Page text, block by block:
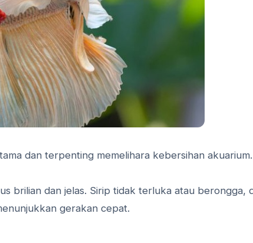
dan terpenting memelihara kebersihan akuarium.
brilian dan jelas. Sirip tidak terluka atau berongga,
gerakan cepat.